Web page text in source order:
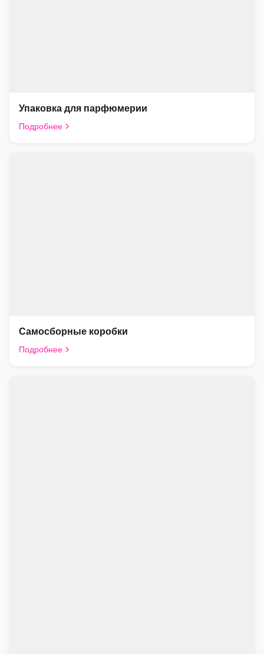
Упаковка для парфюмерии
Подробнее
Самосборные коробки
Подробнее